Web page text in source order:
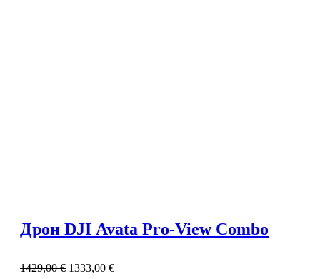
Дрон DJI Avata Pro-View Combo
1429,00€ 1333,00 €